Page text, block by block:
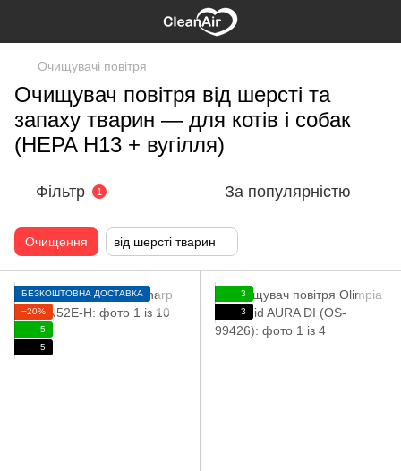
Очищувачі повітря
Очищувач повітря від шерсті та
запаху тварин — для котів і собак
(HEPA H13 + вугілля)
Фільтр 1 За популярністю
Очищення від шерсті тварин
БЕЗКОШТОВНА ДОСТАВКА
−20%
5
5
3
3